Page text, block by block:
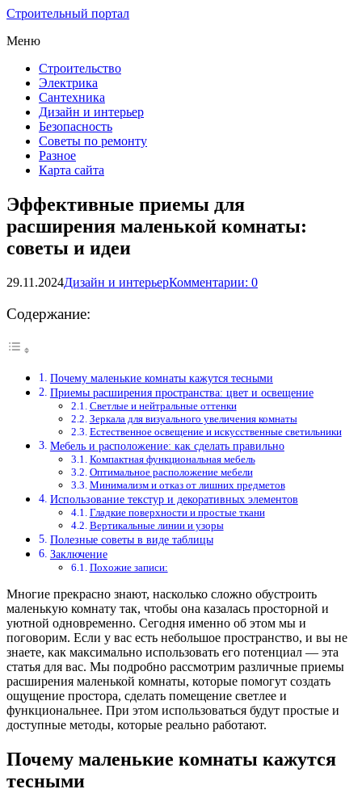
Строительный портал
Меню
Строительство
Электрика
Сантехника
Дизайн и интерьер
Безопасность
Советы по ремонту
Разное
Карта сайта
Эффективные приемы для
расширения маленькой комнаты:
советы и идеи
29.11.2024Дизайн и интерьерКомментарии: 0
Содержание:
Почему маленькие комнаты кажутся тесными
Приемы расширения пространства: цвет и освещение
Светлые и нейтральные оттенки
Зеркала для визуального увеличения комнаты
Естественное освещение и искусственные светильники
Мебель и расположение: как сделать правильно
Компактная функциональная мебель
Оптимальное расположение мебели
Минимализм и отказ от лишних предметов
Использование текстур и декоративных элементов
Гладкие поверхности и простые ткани
Вертикальные линии и узоры
Полезные советы в виде таблицы
Заключение
Похожие записи:
Многие прекрасно знают, насколько сложно обустроить
маленькую комнату так, чтобы она казалась просторной и
уютной одновременно. Сегодня именно об этом мы и
поговорим. Если у вас есть небольшое пространство, и вы не
знаете, как максимально использовать его потенциал — эта
статья для вас. Мы подробно рассмотрим различные приемы
расширения маленькой комнаты, которые помогут создать
ощущение простора, сделать помещение светлее и
функциональнее. При этом использоваться будут простые и
доступные методы, которые реально работают.
Почему маленькие комнаты кажутся
тесными